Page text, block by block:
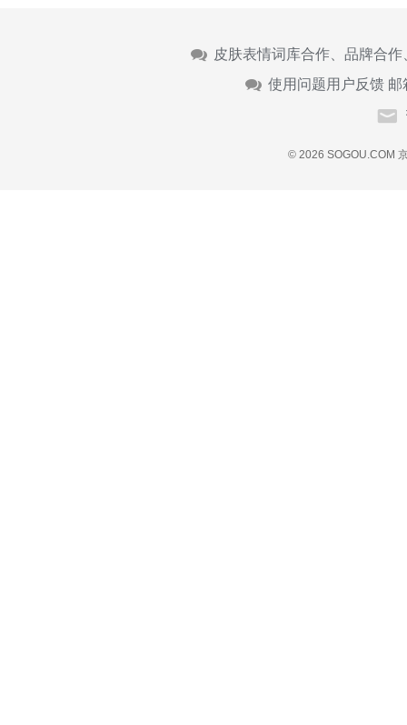
皮肤表情词库合作、品牌合
使用问题用户反馈 邮
© 2026 SOGOU.COM